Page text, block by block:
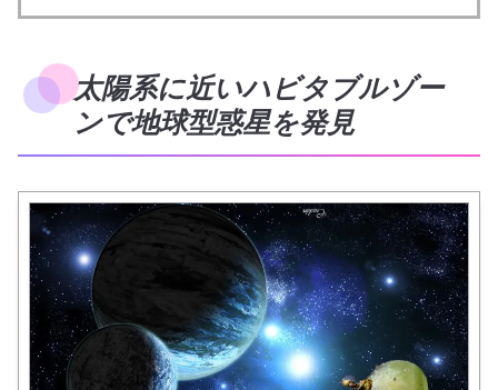
太陽系に近いハビタブルゾー
ンで地球型惑星を発見